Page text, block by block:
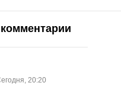
20:20